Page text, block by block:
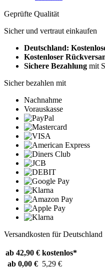
Geprüfte Qualität
Sicher und vertraut einkaufen
Deutschland:
Kostenloser
Sichere Bezahlung mit
Sicher bezahlen mit
Nachnahme
Vorauskasse
Versandkosten für Deutschland
ab 42,90 € kostenlos*
ab 0,00 € 5,29 €